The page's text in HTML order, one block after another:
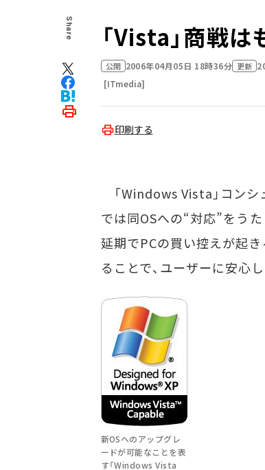
Share 「Vista」商戦
公開 2006年04月05日 18時36分 更新
[ITmedia]
印刷する
「Windows Vista」コンシ
では同OSへの“対応”をう
延期でPCの買い控えが起
ることで、ユーザーに安心
新OSへのアップグレ
ードが可能なことを表
す「Windows Vista